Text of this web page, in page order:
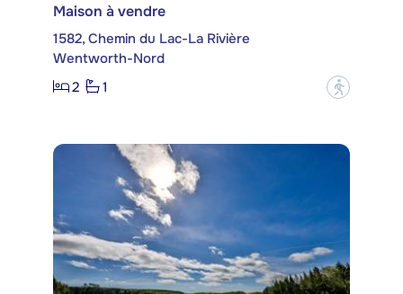
Maison à vendre
1582, Chemin du Lac-La Rivière
Wentworth-Nord
2
1 ?